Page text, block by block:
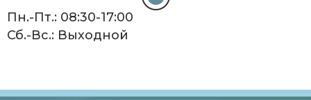
Пн.-Пт.: 08:30-17:00
Сб.-Вс.: Выходной